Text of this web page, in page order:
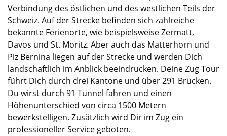
Verbindung des östlichen und des westlichen Teils der
Schweiz. Auf der Strecke befinden sich zahlreiche
bekannte Ferienorte, wie beispielsweise Zermatt,
Davos und St. Moritz. Aber auch das Matterhorn und
Piz Bernina liegen auf der Strecke und werden Dich
landschaftlich im Anblick beeindrucken. DeineZug Tour
führt Dich durch drei Kantone und über 291 Brücken.
Du wirst durch 91 Tunnel fahren und einen
Höhenunterschied von circa 1500 Metern
bewerkstelligen. Zusätzlich wird Dir im Zug ein
professioneller Service geboten.